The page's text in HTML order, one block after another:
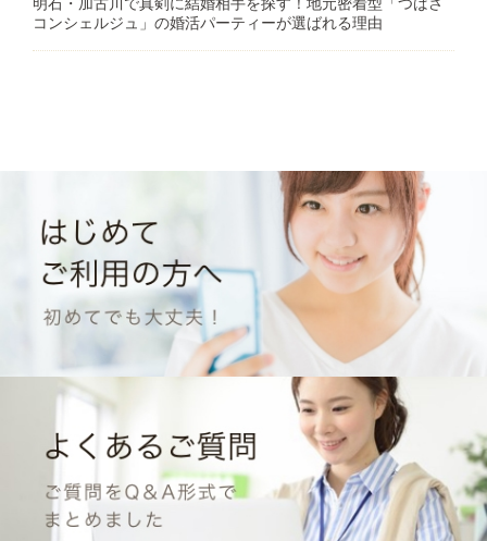
明石・加古川で真剣に結婚相手を探す！地元密着型「つばさ
コンシェルジュ」の婚活パーティーが選ばれる理由